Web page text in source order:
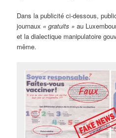
Dans la publicité ci-dessous,
journaux « gratuits » au
et la dialectique manipulatoire
même.